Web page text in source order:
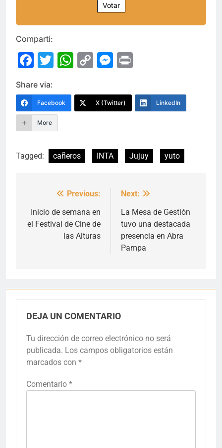
Votar
Compartí:
Facebook
Twitter
WhatsApp
CopyMessenger
Share via:
Facebook X (Twitter) LinkedIn
More
Tagged: cañeros INTA Jujuy yuto
Navegación
de
entradas
Previous:
Inicio de semana en
el Festival de Cine de
las Alturas
Next:
La Mesa de Gestión
tuvo una destacada
presencia en Abra
Pampa
DEJA UN COMENTARIO
Tu dirección de correo electrónico no será
publicada. Los campos obligatorios están
marcados con *
Comentario *